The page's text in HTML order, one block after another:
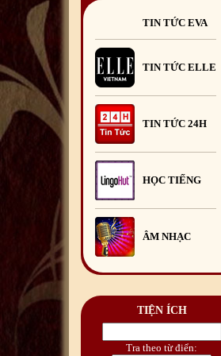
/2026
Khai giảng Lớp học hè tiếng
Việt 2026
/2026
Hội Doanh nghiệp Việt Nam
tại Romania tổ chức Chương
trình Giao lưu mở.
23/06/2026
TIN TỨC EVA
TIN TỨC ELLE
TIN TỨC 24H
HỌC TIẾNG
ÂM NHẠC
TIỆN ÍCH
Tra theo từ điển: